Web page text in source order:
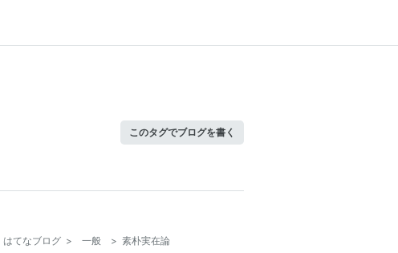
このタグでブログを書く
はてなブログ > 一般 > 素朴実在論